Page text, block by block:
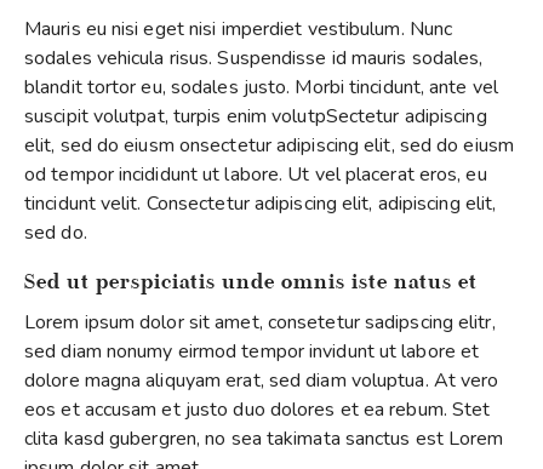
Mauris eu nisi eget nisi imperdiet vestibulum. Nunc
sodales vehicula risus. Suspendisse id mauris sodales,
blandit tortor eu, sodales justo. Morbi tincidunt, ante vel
suscipit volutpat, turpis enim volutpSectetur adipiscing
elit, sed do eiusm onsectetur adipiscing elit, sed do eiusm
od tempor incididunt ut labore. Ut vel placerat eros, eu
tincidunt velit. Consectetur adipiscing elit, adipiscing elit,
sed do.
Sed ut perspiciatis unde omnis iste natus et
Lorem ipsum dolor sit amet, consetetur sadipscing elitr,
sed diam nonumy eirmod tempor invidunt ut labore et
dolore magna aliquyam erat, sed diam voluptua. At vero
eos et accusam et justo duo dolores et ea rebum. Stet
clita kasd gubergren, no sea takimata sanctus est Lorem